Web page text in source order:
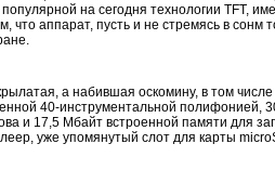
на сегодня технологии TFT,
что аппарат, пусть и не стремясь в
а набившая оскомину, в том
40-инструментальной
и 17,5 Мбайт встроенной памяти для
уже упомянутый слот для карты